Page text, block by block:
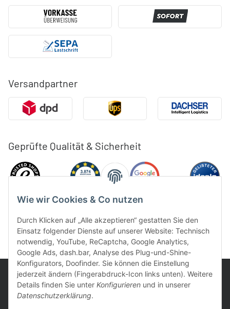
Wie wir Cookies & Co nutzen
Durch Klicken auf „Alle akzeptieren“ gestatten Sie den
Einsatz folgender Dienste auf unserer Website: Technisch
notwendig, YouTube, ReCaptcha, Google Analytics,
Google Ads, dash.bar, Analyse des Plug-und-Shine-
Konfigurators, Doofinder. Sie können die Einstellung
jederzeit ändern (Fingerabdruck-Icon links unten). Weitere
Details finden Sie unter Konfigurieren und in unserer
Datenschutzerklärung.
Versandpartner
Geprüfte Qualität & Sicherheit